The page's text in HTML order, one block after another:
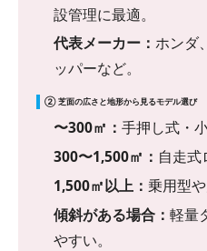
設管理に最適。
代表メーカー： ホンダ
ッパーなど。
② 芝面の広さと地形から見るモデル選び
〜300㎡： 手押し式・
300〜1,500㎡： 自走式
1,500㎡以上： 乗用型
傾斜がある場合： 軽量
やすい。